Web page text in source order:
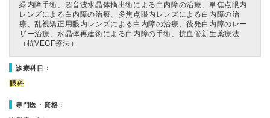
緑内障手術、超音波水晶体摘出術による白内障の治療、単焦点眼内
レンズによる白内障の治療、多焦点眼内レンズによる白内障の治
療、乱視矯正用眼内レンズによる白内障の治療、後発白内障のレー
ザー治療、水晶体再建術による白内障の手術、抗血管新生薬療法
（抗VEGF療法）
診療科目：
眼科
専門医・資格：